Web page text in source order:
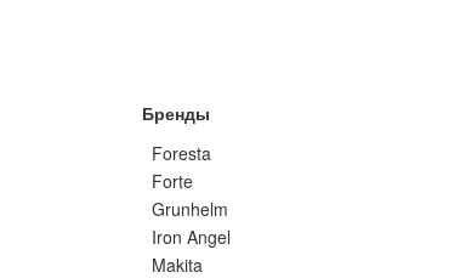
Бренды
Foresta
Forte
Grunhelm
Iron Angel
Makita